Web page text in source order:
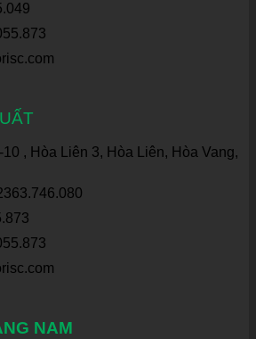
10 , Hòa Liên 3, Hòa Liên, Hòa Vang,
NAM